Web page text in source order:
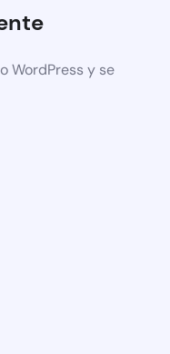
WordPress y se